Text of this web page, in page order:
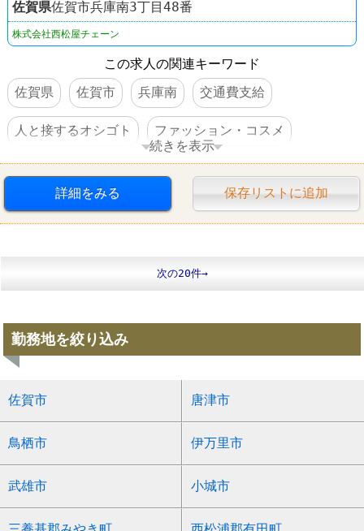
佐賀県佐賀市兵庫南3丁目48番
株式会社西松屋チェーン
この求人の関連キーワード
佐賀県
佐賀市 兵庫南 交通費支給
人と接するオシゴト ファッション・コスメ
西松屋
続きを表示
詳細をみる 保存リストに追加
次の20件→
勤務地を絞り込み
佐賀市 唐津市
鳥栖市 伊万里市
武雄市 小城市